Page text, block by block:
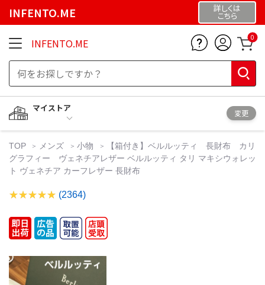
INFENTO.ME 詳しくは
こちら
INFENTO.ME 0
マイストア
変更
TOP メンズ 小物
【箱付き】ベルルッティ 長財布 カリ
グラフィー ヴェネチアレザー ベルルッティ タリ マキシウォレッ
ト ヴェネチア カーフレザー 長財布
(2364)